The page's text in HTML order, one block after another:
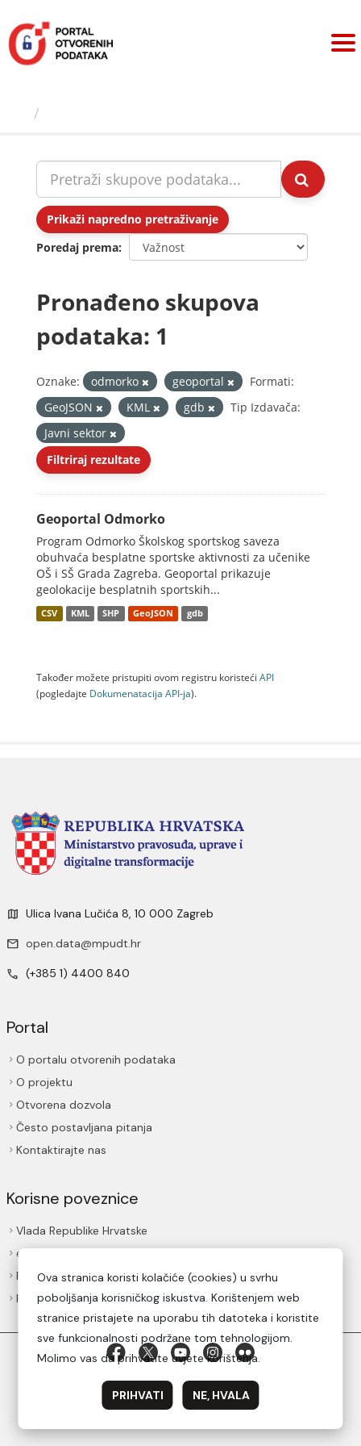
sadržaj
Prikaži napredno pretraživanje
Poredaj prema
Pronađeno skupova
podataka: 1
Oznake: odmorko geoportal
Formati:
GeoJSON
KML gdb
Tip Izdavača:
Javni sektor
Filtriraj rezultate
Geoportal Odmorko
Program Odmorko Školskog sportskog saveza
obuhvaća besplatne sportske aktivnosti za učenike
OŠ i SŠ Grada Zagreba. Geoportal prikazuje
geolokacije besplatnih sportskih...
CSV KML SHP GeoJSON gdb
Također možete pristupiti ovom registru koristeći API
(pogledajte Dokumenаtаcijа API-jа).